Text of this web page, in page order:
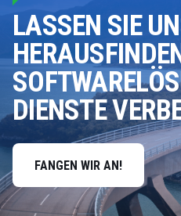
LASSEN SIE
DIENSTE
FANGEN WIR AN!